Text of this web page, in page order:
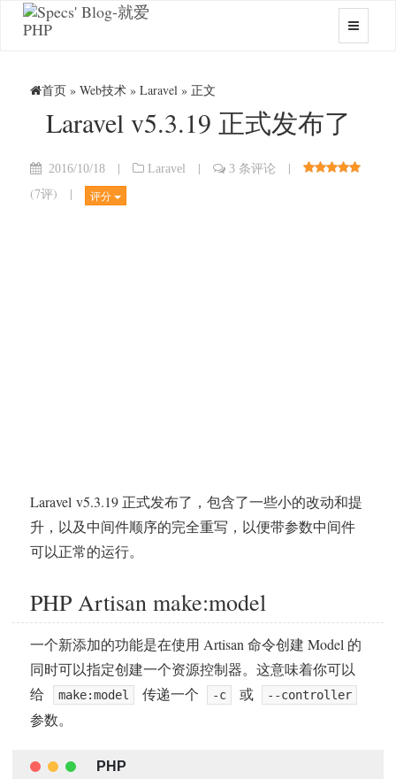
首页 » Web技术 » Laravel » 正文
Laravel v5.3.19 正式发布了
2016/10/18 | Laravel | 3 条评论
|
(7评) | 评分
Laravel v5.3.19 正式发布了，包含了一些小的改动和提
升，以及中间件顺序的完全重写，以便带参数中间件
可以正常的运行。
PHP Artisan make:model
一个新添加的功能是在使用 Artisan 命令创建 Model 的
同时可以指定创建一个资源控制器。这意味着你可以
给
make:model 传递一个 -c 或 --controller
参数。